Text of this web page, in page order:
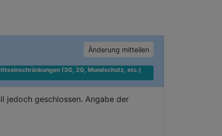
Änderung mitteilen
(3G, 2G, Mundschutz, etc.)
jedoch geschlossen. Angabe der